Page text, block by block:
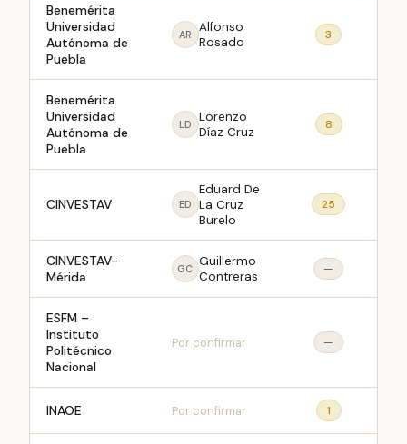
Benemérita
Universidad
Autónoma de
Puebla
AR
Alfonso
Rosado
3
Benemérita
Universidad
Autónoma de
Puebla
LD
Lorenzo
Díaz Cruz
8
CINVESTAV ED
Eduard De
La Cruz
Burelo
25
CINVESTAV-
Mérida
GC Guillermo
Contreras
—
ESFM –
Instituto
Politécnico
Nacional
Por confirmar —
INAOE Por confirmar 1